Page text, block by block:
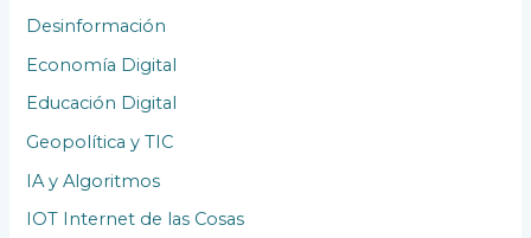
Desinformación
Economía Digital
Educación Digital
Geopolítica y TIC
IA y Algoritmos
IOT Internet de las Cosas